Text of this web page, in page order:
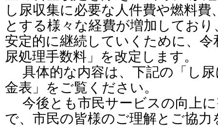
し尿収集に必要な人件費や燃料
とする様々な経費が増加してお
安定的に継続していくために、
尿処理手数料」を改定します。
具体的な内容は、下記の「し尿
金表」をご覧ください。
今後とも市民サービスの向上
で、市民の皆様のご理解とご協